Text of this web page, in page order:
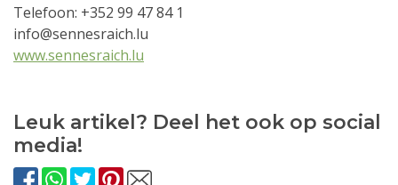
Telefoon: +352 99 47 84 1
info@sennesraich.lu
www.sennesraich.lu
Leuk artikel? Deel het ook op social
media!